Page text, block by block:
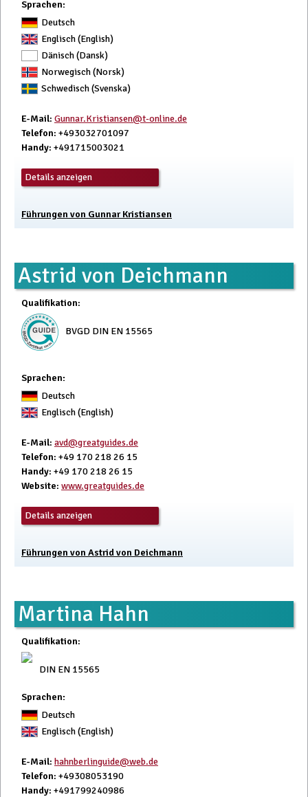
Sprachen:
Deutsch
Englisch (English)
Dänisch (Dansk)
Norwegisch (Norsk)
Schwedisch (Svenska)
E-Mail: Gunnar.Kristiansen@t-online.de
Telefon: +493032701097
Handy: +491715003021
Details anzeigen
Führungen von Gunnar Kristiansen
Astrid von Deichmann
Qualifikation:
BVGD DIN EN 15565
Sprachen:
Deutsch
Englisch (English)
E-Mail: avd@greatguides.de
Telefon: +49 170 218 26 15
Handy: +49 170 218 26 15
Website: www.greatguides.de
Details anzeigen
Führungen von Astrid von Deichmann
Martina Hahn
Qualifikation:
DIN EN 15565
Sprachen:
Deutsch
Englisch (English)
E-Mail: hahnberlinguide@web.de
Telefon: +49308053190
Handy: +491799240986